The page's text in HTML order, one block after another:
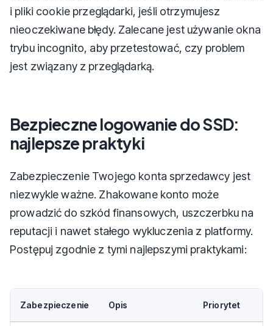
i pliki cookie przeglądarki, jeśli otrzymujesz
nieoczekiwane błędy. Zalecane jest używanie okna
trybu incognito, aby przetestować, czy problem
jest związany z przeglądarką.
Bezpieczne logowanie do SSD:
najlepsze praktyki
Zabezpieczenie Twojego konta sprzedawcy jest
niezwykle ważne. Zhakowane konto może
prowadzić do szkód finansowych, uszczerbku na
reputacji i nawet stałego wykluczenia z platformy.
Postępuj zgodnie z tymi najlepszymi praktykami:
Zabezpieczenie Opis Priorytet